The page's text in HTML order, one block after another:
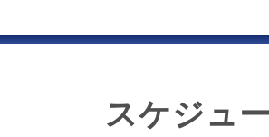
スケジュ